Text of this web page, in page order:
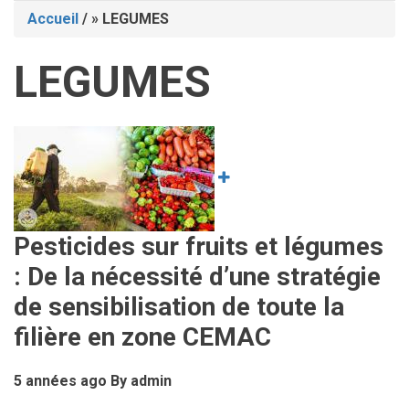
d'Ariane
Accueil / LEGUMES
LEGUMES
Pesticides sur fruits et légumes
: De la nécessité d’une stratégie
de sensibilisation de toute la
filière en zone CEMAC
5 années ago By admin